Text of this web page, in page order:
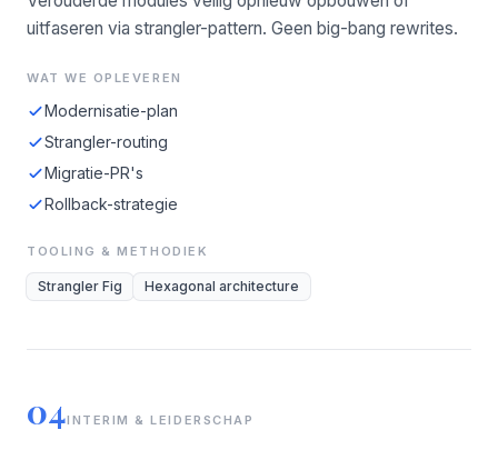
uitfaseren via strangler-pattern. Geen big-bang rewrites.
WAT WE OPLEVEREN
Modernisatie-plan
Strangler-routing
Migratie-PR's
Rollback-strategie
TOOLING & METHODIEK
Strangler Fig Hexagonal architecture
04INTERIM & LEIDERSCHAP